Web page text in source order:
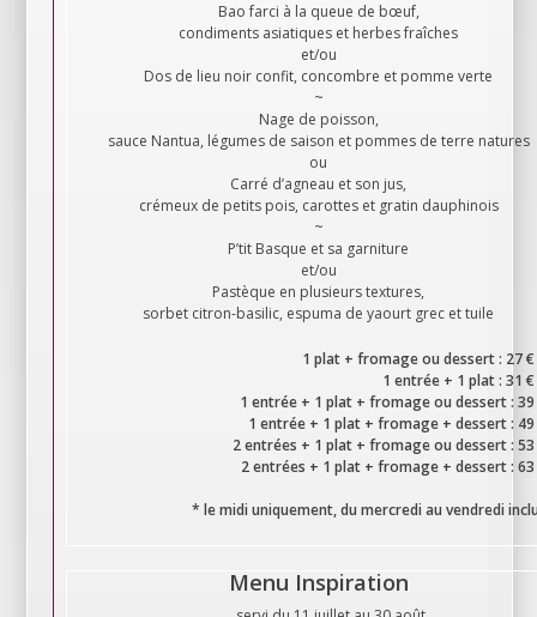
Bao farci à la queue de bœuf,
condiments asiatiques et herbes fraîches
et/ou
Dos de lieu noir confit, concombre et pomme verte
~
Nage de poisson,
sauce Nantua, légumes de saison et pommes de terre natures
ou
Carré d’agneau et son jus,
crémeux de petits pois, carottes et gratin dauphinois
~
P’tit Basque et sa garniture
et/ou
Pastèque en plusieurs textures,
sorbet citron-basilic, espuma de yaourt grec et tuile
1 plat + fromage ou dessert : 27
1 entrée + 1 plat : 31
1 entrée + 1 plat + fromage ou dessert : 39
1 entrée + 1 plat + fromage + dessert : 49
2 entrées + 1 plat + fromage ou dessert : 53
2 entrées + 1 plat + fromage + dessert : 63
* le midi uniquement, du mercredi au vendredi
Menu Inspiration